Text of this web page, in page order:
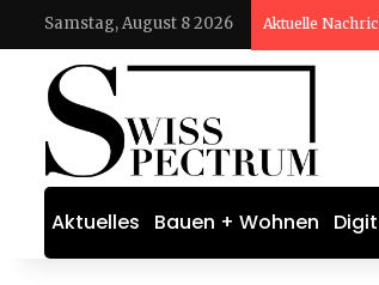
Samstag, August 8 2026 Aktuelle
Aktuelles Bauen + Wohnen